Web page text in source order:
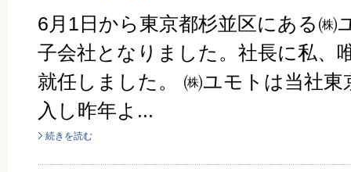
6月1日から東京都杉並区にある㈱
子会社となりました。社長に私、
就任しました。 ㈱ユモトは当社東
入し昨年よ...
続きを読む